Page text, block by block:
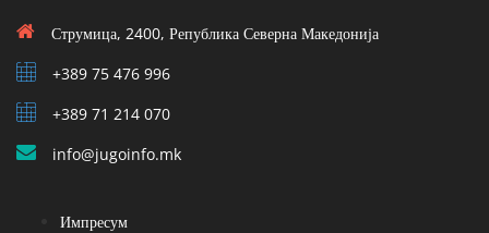
Струмица, 2400, Република Северна Македонија
+389 75 476 996
+389 71 214 070
info@jugoinfo.mk
Импресум